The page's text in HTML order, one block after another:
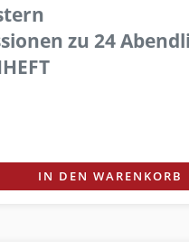
zu 24
IN DEN WARENKORB